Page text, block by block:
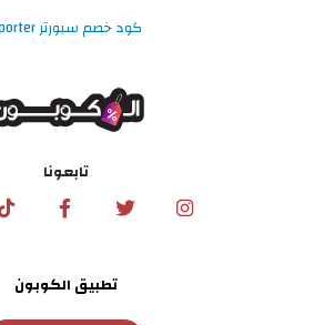
كود خصم سبورتر Sporter
تابعونا
تطبيق الكوبون